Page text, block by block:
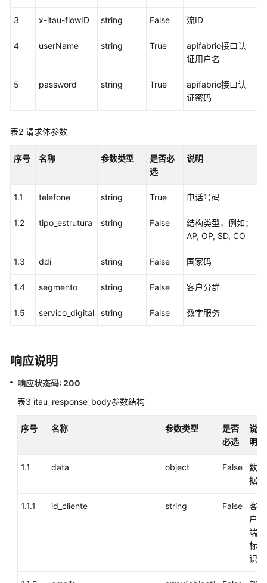
考
概
中
配
接
和
呼
功
集
语
知
3 x-itau-flowID string False 流ID
4 userName string True
apifabric接口认
证用户名
5 password string True
apifabric接口认
证密码
表2 请求体参数
序号 名称 参数类型
是否必
选
说明
1.1 telefone string True 电话号码
1.2 tipo_estrutura string False
结构类型，例如：
AP, OP, SD, CO
1.3 ddi string False 国家码
1.4 segmento string False 客户分群
1.5 servico_digital string False 数字服务
响应说明
响应状态码: 200
表3 itau_response_body参数结构
序号 名称 参数类型
是否
必选
说
明
1.1 data object False
数
据
1.1.1 id_cliente string False
客
户
端
标
识